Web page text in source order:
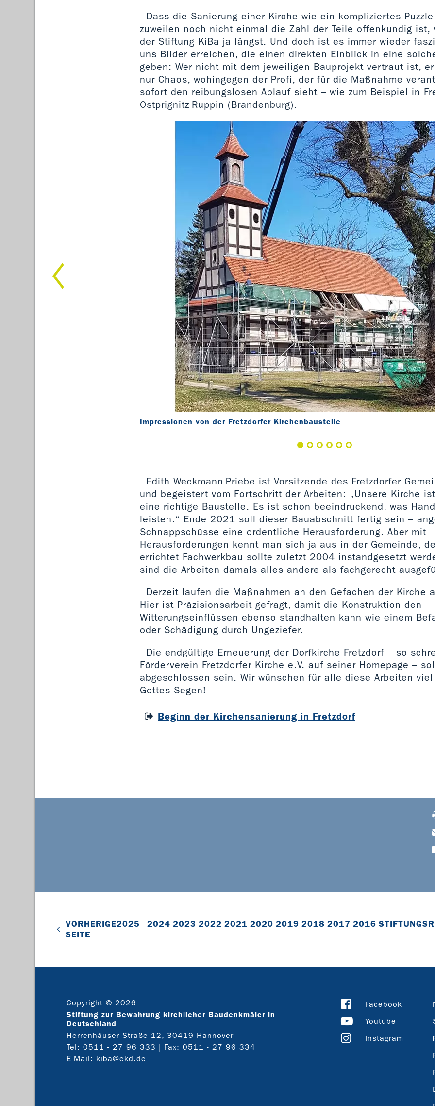
Dass die Sanierung einer Kirche wie ein kompliziertes
zuweilen noch nicht einmal die Zahl der Teile offenkundig ist,
der Stiftung KiBa ja längst. Und doch ist es immer wieder
uns Bilder erreichen, die einen direkten Einblick in eine
geben: Wer nicht mit dem jeweiligen Bauprojekt vertraut ist,
nur Chaos, wohingegen der Profi, der für die Maßnahme
sofort den reibungslosen Ablauf sieht – wie zum Beispiel in
Ostprignitz-Ruppin (Brandenburg).
Impressionen von der Fretzdorfer Kirchenbaustelle
Edith Weckmann-Priebe ist Vorsitzende des Fretzdorfer
und begeistert vom Fortschritt der Arbeiten: „Unsere Kirche
eine richtige Baustelle. Es ist schon beeindruckend, was
leisten.“ Ende 2021 soll dieser Bauabschnitt fertig sein –
Schnappschüsse eine ordentliche Herausforderung. Aber mit
Herausforderungen kennt man sich ja aus in der Gemeinde,
errichtet Fachwerkbau sollte zuletzt 2004 instandgesetzt
sind die Arbeiten damals alles andere als fachgerecht
Derzeit laufen die Maßnahmen an den Gefachen der Kirche
Hier ist Präzisionsarbeit gefragt, damit die Konstruktion den
Witterungseinflüssen ebenso standhalten kann wie einem
oder Schädigung durch Ungeziefer.
Die endgültige Erneuerung der Dorfkirche Fretzdorf – so
Förderverein Fretzdorfer Kirche e.V. auf seiner Homepage –
abgeschlossen sein. Wir wünschen für alle diese Arbeiten viel
Gottes Segen!
Beginn der Kirchensanierung in Fretzdorf
VORHERIGE
SEITE
2025 2024 2023 2022 2021 2020 2019 2018 2017 2016
Copyright © 2026
Stiftung zur Bewahrung kirchlicher Baudenkmäler in
Deutschland
Herrenhäuser Straße 12, 30419 Hannover
Tel: 0511 - 27 96 333 | Fax: 0511 - 27 96 334
E-Mail: kiba@ekd.de
Facebook
Youtube
Instagram